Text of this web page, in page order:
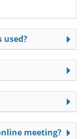
used?
meeting?